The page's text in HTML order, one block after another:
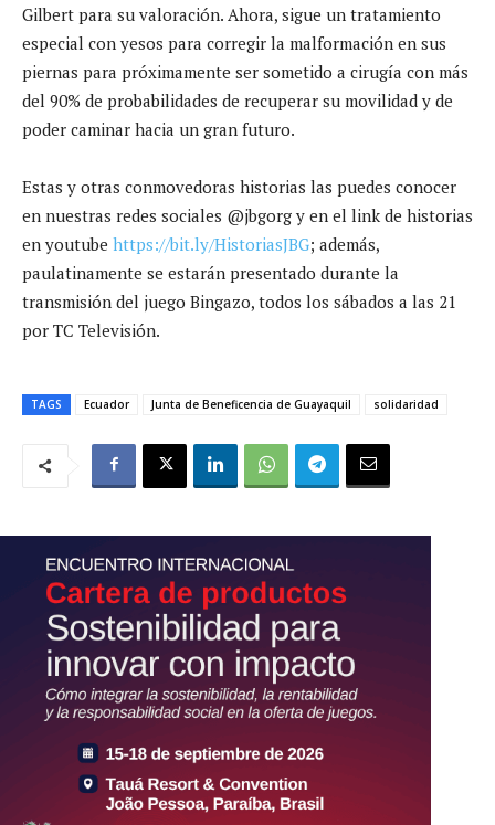
Gilbert para su valoración. Ahora, sigue un tratamiento
especial con yesos para corregir la malformación en sus
piernas para próximamente ser sometido a cirugía con más
del 90% de probabilidades de recuperar su movilidad y de
poder caminar hacia un gran futuro.
Estas y otras conmovedoras historias las puedes conocer
en nuestras redes sociales @jbgorg y en el link de historias
en youtube https://bit.ly/HistoriasJBG; además,
paulatinamente se estarán presentado durante la
transmisión del juego Bingazo, todos los sábados a las 21
por TC Televisión.
TAGS Ecuador Junta de Beneficencia de Guayaquil solidaridad